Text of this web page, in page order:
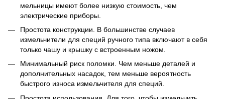
мельницы имеют более низкую стоимость, чем
электрические приборы.
Простота конструкции. В большинстве случаев
измельчители для специй ручного типа включают в себя
только чашу и крышку с встроенным ножом.
Минимальный риск поломки. Чем меньше деталей и
дополнительных насадок, тем меньше вероятность
быстрого износа измельчителя для специй.